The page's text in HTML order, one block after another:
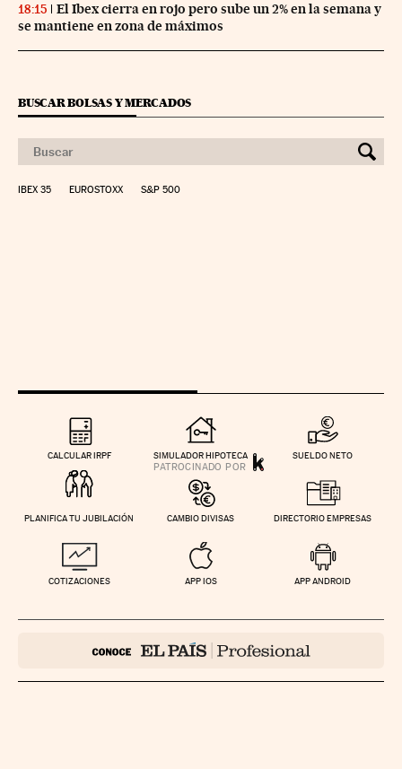
18:15
El Ibex cierra en rojo pero sube un 2% en la semana y
se mantiene en zona de máximos
BUSCAR BOLSAS Y MERCADOS
IBEX 35 EUROSTOXX S&P 500
CALCULAR IRPF SIMULADOR HIPOTECA SUELDO NETO
PLANIFICA TU JUBILACIÓN CAMBIO DIVISAS DIRECTORIO EMPRESAS
COTIZACIONES APP IOS APP ANDROID